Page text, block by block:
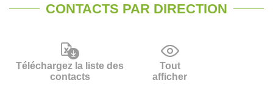
CONTACTS PAR DIRECTION
Téléchargez la liste des
contacts
Tout
afficher